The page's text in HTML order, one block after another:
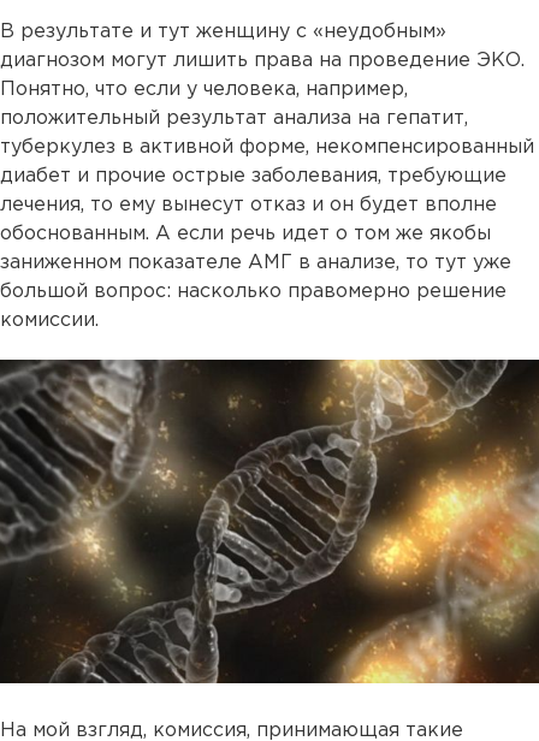
В результате и тут женщину с «неудобным»
диагнозом могут лишить права на проведение ЭКО.
Понятно, что если у человека, например,
положительный результат анализа на гепатит,
туберкулез в активной форме, некомпенсированный
диабет и прочие острые заболевания, требующие
лечения, то ему вынесут отказ и он будет вполне
обоснованным. А если речь идет о том же якобы
заниженном показателе АМГ в анализе, то тут уже
большой вопрос: насколько правомерно решение
комиссии.
На мой взгляд, комиссия, принимающая такие